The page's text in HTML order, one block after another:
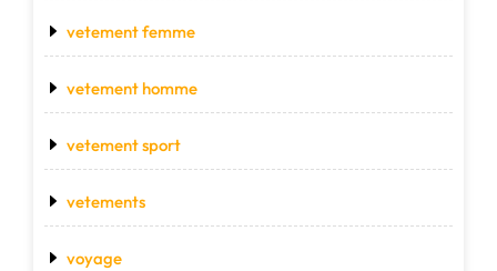
vetement femme
vetement homme
vetement sport
vetements
voyage